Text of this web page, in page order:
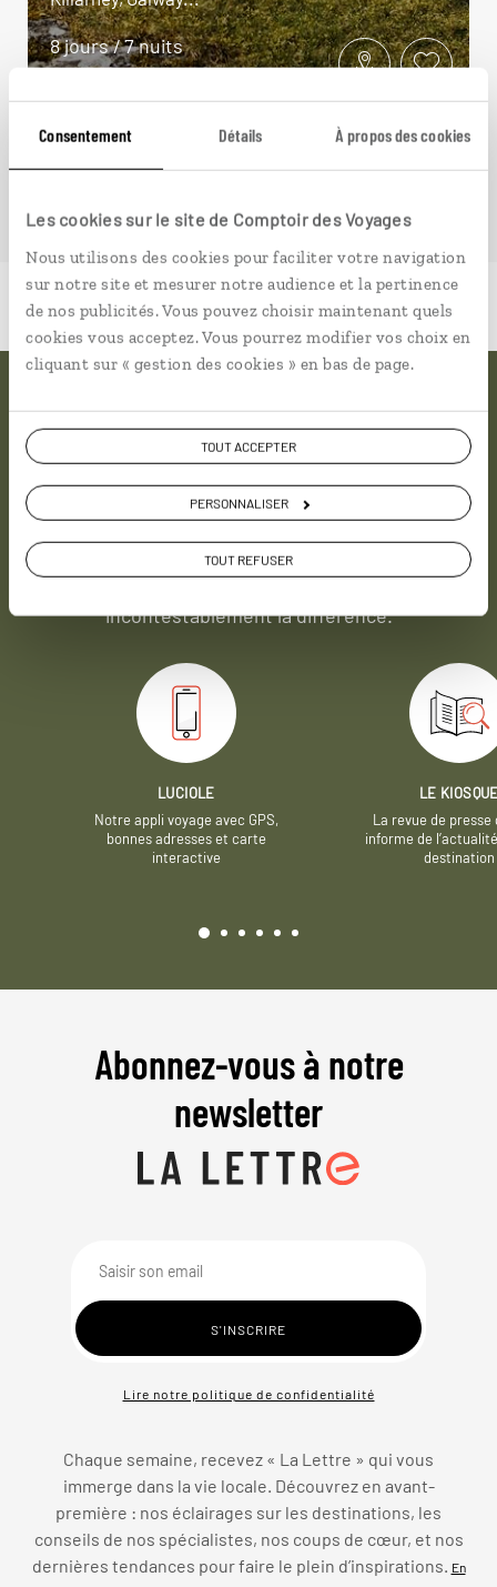
Consentement Détails À propos des cookies
Les cookies sur le site de Comptoir des Voyages
Nous utilisons des cookies pour faciliter votre navigation
sur notre site et mesurer notre audience et la pertinence
de nos publicités. Vous pouvez choisir maintenant quels
cookies vous acceptez. Vous pourrez modifier vos choix en
cliquant sur « gestion des cookies » en bas de page.
TOUT ACCEPTER
PERSONNALISER
TOUT REFUSER
8 jours / 7 nuits
à partir de 1200€
Pourquoi voyager avec
nous
à proposer des voyages sur mesure,
incontestablement la différence.
LUCIOLE
Notre appli voyage avec GPS,
bonnes adresses et carte
interactive
LE
La revue de presse
informe de
destination
Abonnez-vous à notre
newsletter
Lire notre politique de confidentialité
Chaque semaine, recevez « La Lettre » qui vous
immerge dans la vie locale. Découvrez en avant-
première : nos éclairages sur les destinations, les
conseils de nos spécialistes, nos coups de cœur, et nos
dernières tendances pour faire le plein d’inspirations. En